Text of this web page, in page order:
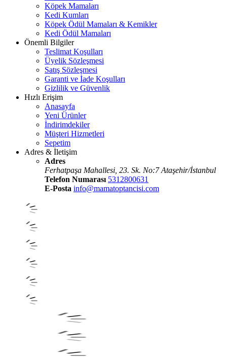
Köpek Mamaları
Kedi Kumları
Köpek Ödül Mamaları & Kemikler
Kedi Ödül Mamaları
Önemli Bilgiler
Teslimat Koşulları
Üyelik Sözleşmesi
Satış Sözleşmesi
Garanti ve İade Koşulları
Gizlilik ve Güvenlik
Hızlı Erişim
Anasayfa
Yeni Ürünler
İndirimdekiler
Müşteri Hizmetleri
Sepetim
Adres & İletişim
Adres
Ferhatpaşa Mahallesi, 23. Sk. No:7 Ataşehir/İstanbul
Telefon Numarası 5312800631
E-Posta info@mamatoptancisi.com